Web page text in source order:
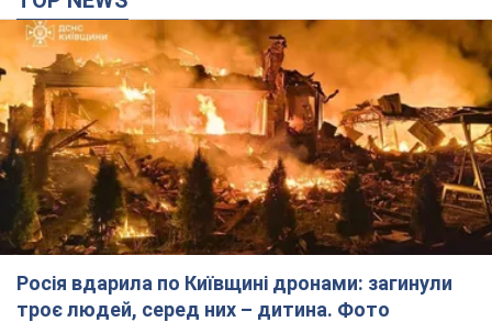
Росія вдарила по Київщині дронами: загинули
троє людей, серед них – дитина. Фото